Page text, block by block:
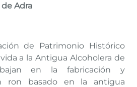
Adra
de Patrimonio Histórico
a la Antigua Alcoholera de
en la fabricación y
ron basado en la antigua